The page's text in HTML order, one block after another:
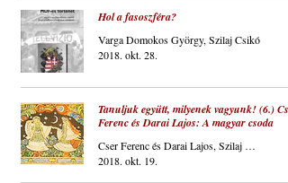
Hol a fasoszféra?
Varga Domokos György, Szilaj Csikó
2018. okt. 28.
Tanuljuk együtt, milyenek vagyunk! (6.)
Ferenc és Darai Lajos: A magyar csoda
Cser Ferenc és Darai Lajos, Szilaj Csikó
2018. okt. 19.